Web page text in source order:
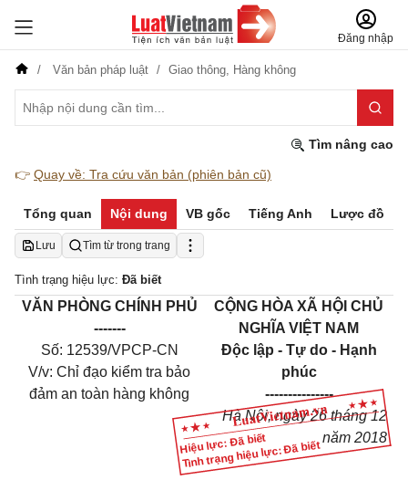
Đăng nhập
Văn bản pháp luật Giao thông, Hàng không
Tìm nâng cao
👉 Quay về: Tra cứu văn bản (phiên bản cũ)
Tổng quan Nội dung VB gốc Tiếng Anh Lược đồ
Lưu Tìm từ trong trang
Tình trạng hiệu lực: Đã biết
Hiệu lực: Đã biết
Tình trạng hiệu lực: Đã biết
VĂN PHÒNG CHÍNH PHỦ
-------
Số: 12539/VPCP-CN
V/v: Chỉ đạo kiểm tra bảo
đảm an toàn hàng không
CỘNG HÒA XÃ HỘI CHỦ
NGHĨA VIỆT NAM
Độc lập - Tự do - Hạnh
phúc
---------------
Hà Nội, ngày 26tháng12
năm 2018